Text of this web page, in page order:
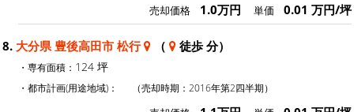
売却価格 1.0万円 単価 0.01 万円/坪
8. 大分県 豊後高田市 松行 （ 徒歩 分）
・専有面積： 124 坪
・都市計画(用途地域)： （売却時期：2016年第2四半期）